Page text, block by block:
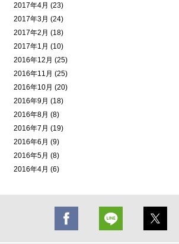
2017年4月 (23)
2017年3月 (24)
2017年2月 (18)
2017年1月 (10)
2016年12月 (25)
2016年11月 (25)
2016年10月 (20)
2016年9月 (18)
2016年8月 (8)
2016年7月 (19)
2016年6月 (9)
2016年5月 (8)
2016年4月 (6)